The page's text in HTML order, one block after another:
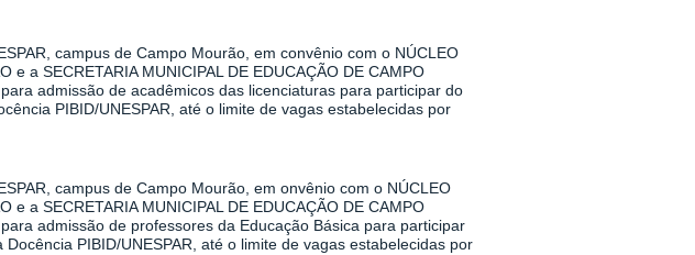
campus de Campo Mourão, em convênio com o NÚCLEO
e a SECRETARIA MUNICIPAL DE EDUCAÇÃO DE CAMPO
admissão de acadêmicos das licenciaturas para participar do
PIBID/UNESPAR, até o limite de vagas estabelecidas por
campus de Campo Mourão, em onvênio com o NÚCLEO
e a SECRETARIA MUNICIPAL DE EDUCAÇÃO DE CAMPO
admissão de professores da Educação Básica para participar
PIBID/UNESPAR, até o limite de vagas estabelecidas por